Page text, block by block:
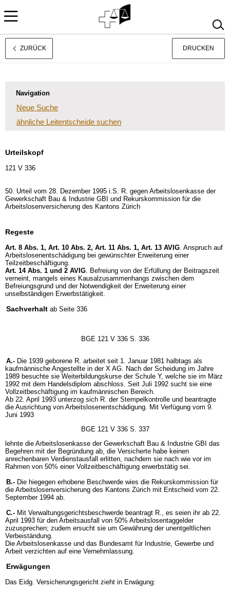
Français
ZURÜCK DRUCKEN
Navigation
Neue Suche
ähnliche Leitentscheide suchen
Urteilskopf
121 V 336
50. Urteil vom 28. Dezember 1995 i.S. R. gegen Arbeitslosenkasse der
Gewerkschaft Bau & Industrie GBI und Rekurskommission für die
Arbeitslosenversicherung des Kantons Zürich
Regeste
Art. 8 Abs. 1, Art. 10 Abs. 2, Art. 11 Abs. 1, Art. 13 AVIG. Anspruch auf
Arbeitslosenentschädigung bei gewünschter Erweiterung einer
Teilzeitbeschäftigung.
Art. 14 Abs. 1 und 2 AVIG. Befreiung von der Erfüllung der Beitragszeit
verneint, mangels eines Kausalzusammenhangs zwischen dem
Befreiungsgrund und der Notwendigkeit der Erweiterung einer
unselbständigen Erwerbstätigkeit.
Sachverhalt ab Seite 336
BGE 121 V 336 S. 336
A.- Die 1939 geborene R. arbeitet seit 1. Januar 1981 halbtags als
kaufmännische Angestellte in der X AG. Nach der Scheidung im Jahre
1989 besuchte sie Weiterbildungskurse der Schule Y, welche sie im März
1992 mit dem Handelsdiplom abschloss. Seit Juli 1992 sucht sie eine
Vollzeitbeschäftigung im kaufmännischen Bereich.
Ab 22. April 1993 unterzog sich R. der Stempelkontrolle und beantragte
die Ausrichtung von Arbeitslosenentschädigung. Mit Verfügung vom 9.
Juni 1993
BGE 121 V 336 S. 337
lehnte die Arbeitslosenkasse der Gewerkschaft Bau & Industrie GBI das
Begehren mit der Begründung ab, die Versicherte habe keinen
anrechenbaren Verdienstausfall erlitten, nachdem sie nach wie vor im
Rahmen von 50% einer Vollzeitbeschäftigung erwerbstätig sei.
B.- Die hiegegen erhobene Beschwerde wies die Rekurskommission für
die Arbeitslosenversicherung des Kantons Zürich mit Entscheid vom 22.
September 1994 ab.
C.- Mit Verwaltungsgerichtsbeschwerde beantragt R., es seien ihr ab 22.
April 1993 für den Arbeitsausfall von 50% Arbeitslosentaggelder
zuzusprechen; zudem ersucht sie um Gewährung der unentgeltlichen
Verbeiständung.
Die Arbeitslosenkasse und das Bundesamt für Industrie, Gewerbe und
Arbeit verzichten auf eine Vernehmlassung.
Erwägungen
Das Eidg. Versicherungsgericht zieht in Erwägung: